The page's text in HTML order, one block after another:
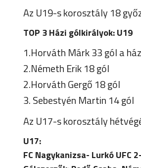
Az U19-s korosztály 18
TOP 3 Házi gólkirályok: U19
1.Horváth Márk 33 gól a
2.Németh Erik 18 gól
2.Horváth Gergő 18 gól
3. Sebestyén Martin 14 gól
Az U17-s korosztály
U17:
FC Nagykanizsa- Lurkó UFC